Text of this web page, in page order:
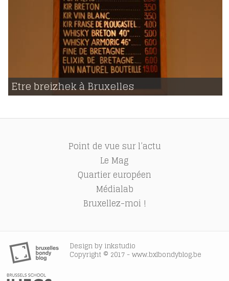
Etre breizhek à Bruxelles
03 | 04 | 2016
925
Point de vue sur l’actu
Le Mag
Quartier européen
Médialab
Bruxellez-moi !
Design by inkstudio
Copyright © 2017 - www.bxlbondyblog.be